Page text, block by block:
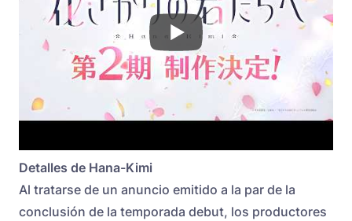
Detalles de Hana-Kimi
Al tratarse de un anuncio emitido a la par de la
conclusión de la temporada debut, los productores